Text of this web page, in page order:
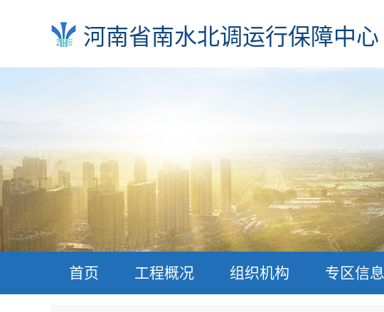
河南省南水北调运行保障中心
首页 工程概况 组织机构 专区信息